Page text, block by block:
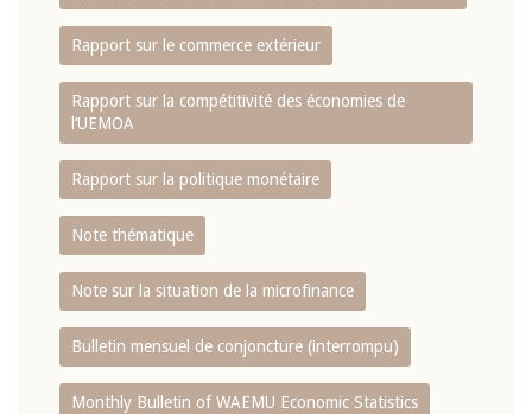
Rapport sur le commerce extérieur
Rapport sur la compétitivité des économies de
l‘UEMOA
Rapport sur la politique monétaire
Note thématique
Note sur la situation de la microfinance
Bulletin mensuel de conjoncture (interrompu)
Monthly Bulletin of WAEMU Economic Statistics